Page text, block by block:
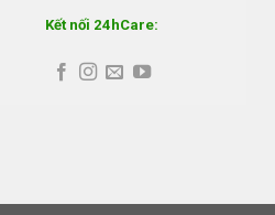
Kết nối 24hCare: